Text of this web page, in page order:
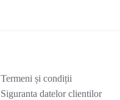
Termeni și condiții
Siguranta datelor clientilor